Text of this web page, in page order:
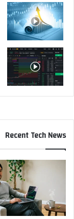
Recent Tech News